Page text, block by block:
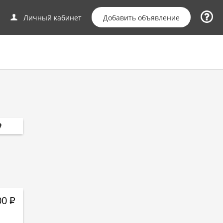
Личный кабинет Добавить объявление
Р